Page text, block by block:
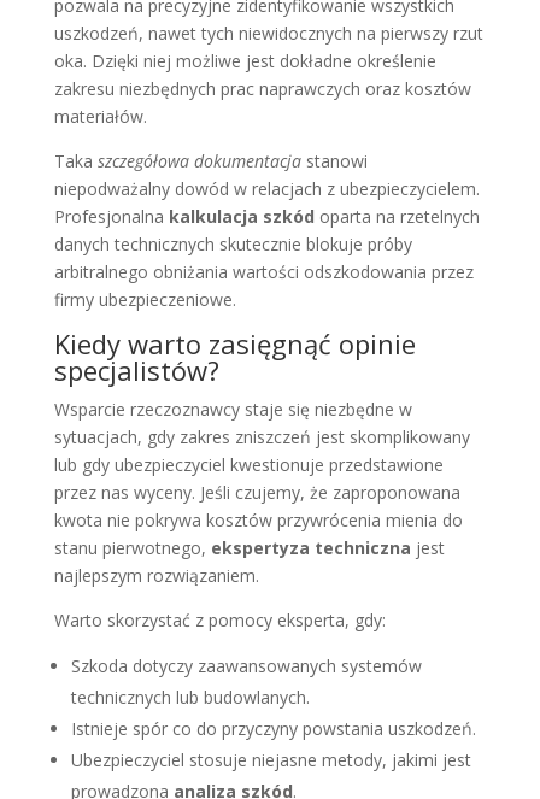
pozwala na precyzyjne zidentyfikowanie wszystkich
uszkodzeń, nawet tych niewidocznych na pierwszy rzut
oka. Dzięki niej możliwe jest dokładne określenie
zakresu niezbędnych prac naprawczych oraz kosztów
materiałów.
Taka szczegółowa dokumentacjastanowi
niepodważalny dowód w relacjach z ubezpieczycielem.
Profesjonalna kalkulacja szkód oparta na rzetelnych
danych technicznych skutecznie blokuje próby
arbitralnego obniżania wartości odszkodowania przez
firmy ubezpieczeniowe.
Kiedy warto zasięgnąć opinie
specjalistów?
Wsparcie rzeczoznawcy staje się niezbędne w
sytuacjach, gdy zakres zniszczeń jest skomplikowany
lub gdy ubezpieczyciel kwestionuje przedstawione
przez nas wyceny. Jeśli czujemy, że zaproponowana
kwota nie pokrywa kosztów przywrócenia mienia do
stanu pierwotnego, ekspertyza techniczna jest
najlepszym rozwiązaniem.
Warto skorzystać z pomocy eksperta, gdy:
Szkoda dotyczy zaawansowanych systemów
technicznych lub budowlanych.
Istnieje spór co do przyczyny powstania uszkodzeń.
Ubezpieczyciel stosuje niejasne metody, jakimi jest
prowadzona analiza szkód.